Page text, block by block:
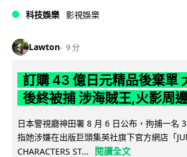
科技娛樂 影視娛樂
Lawton 9 分
訂購 43 億日元精品後棄單
後終被捕 涉海賊王,火影周
日本警視廳神田署 8 月 6 日公布，拘捕一名
指她涉嫌在出版巨頭集英社旗下官方網店「
CHARACTERS ST...
閱讀全文